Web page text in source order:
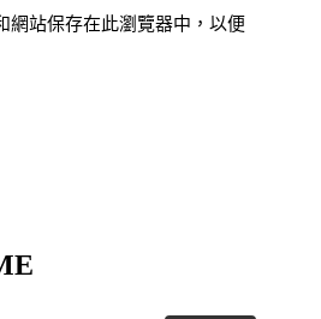
網站保存在此瀏覽器中，以便